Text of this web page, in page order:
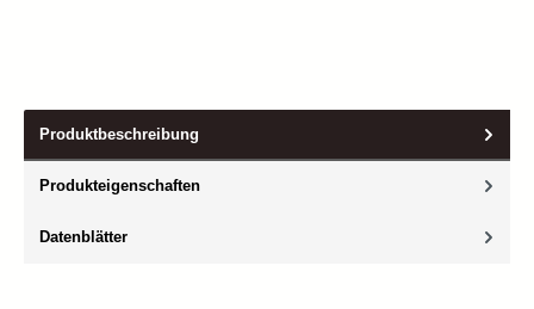
Produktbeschreibung
Produkteigenschaften
Datenblätter